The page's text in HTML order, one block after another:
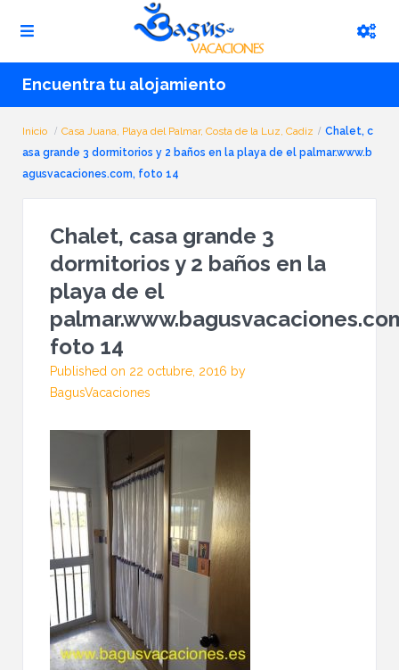
Encuentra tu alojamiento
Inicio Casa Juana, Playa del Palmar, Costa de la Luz, Cadiz
Chalet, c
asa grande 3 dormitorios y 2 baños en la playa de el palmar.www.b
agusvacaciones.com, foto 14
Chalet, casa grande 3
dormitorios y 2 baños en la
playa de el
foto 14
Published on 22 octubre, 2016 by
BagusVacaciones